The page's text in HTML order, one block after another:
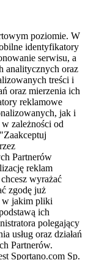
poziomie. W
identyfikatory
serwisu, a
analitycznych oraz
treści i
oraz mierzenia ich
reklamowe
jak i
zależności od
Partnerów
reklam
wyrażać
zgodę już
w jakim pliki
ich
polegający
usług oraz działań
Partnerów.
Sportano.com Sp.